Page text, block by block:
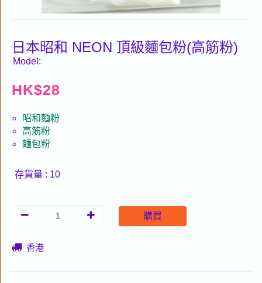
日本昭和 NEON 頂級麵包粉(高筋粉)
Model:
HK$28
昭和麵粉
高筋粉
麵包粉
存貨量 : 10
購買
香港